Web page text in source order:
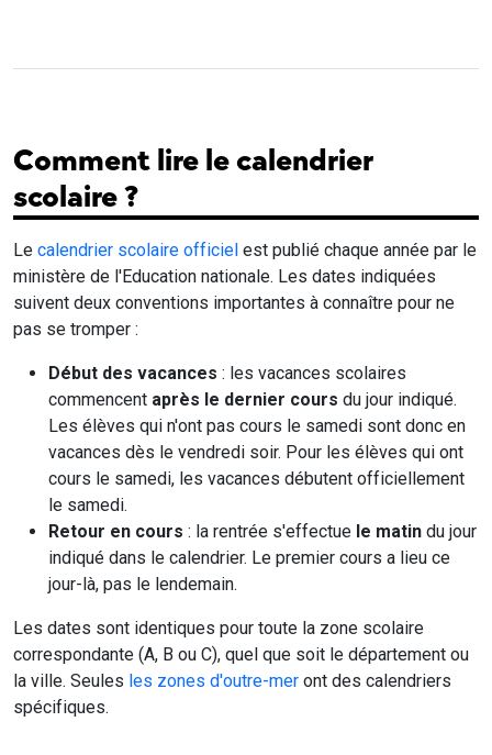
Comment lire le calendrier
scolaire ?
Le calendrier scolaire officiel est publié chaque année par le
ministère de l'Education nationale. Les dates indiquées
suivent deux conventions importantes à connaître pour ne
pas se tromper :
Début des vacances : les vacances scolaires
commencent après le dernier cours du jour indiqué.
Les élèves qui n'ont pas cours le samedi sont donc en
vacances dès le vendredi soir. Pour les élèves qui ont
cours le samedi, les vacances débutent officiellement
le samedi.
Retour en cours : la rentrée s'effectue le matin du jour
indiqué dans le calendrier. Le premier cours a lieu ce
jour-là, pas le lendemain.
Les dates sont identiques pour toute la zone scolaire
correspondante (A, B ou C), quel que soit le département ou
la ville. Seules les zones d'outre-mer ont des calendriers
spécifiques.